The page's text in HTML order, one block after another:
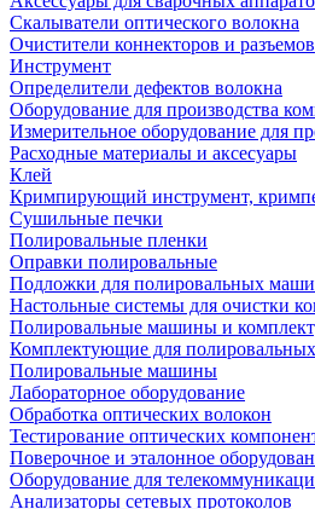
Скалыватели оптического волокна
Очистители коннекторов и разъемов
Инструмент
Определители дефектов волокна
Оборудование для производства
Измерительное оборудование для
Расходные материалы и аксесуары
Клей
Кримпирующий инструмент,
Сушильные печки
Полировальные пленки
Оправки полировальные
Подложки для полировальных
Настольные системы для очистки
Полировальные машины и
Комплектующие для
Полировальные машины
Лабораторное оборудование
Обработка оптических волокон
Тестирование оптических
Поверочное и эталонное
Оборудование для
Анализаторы сетевых протоколов